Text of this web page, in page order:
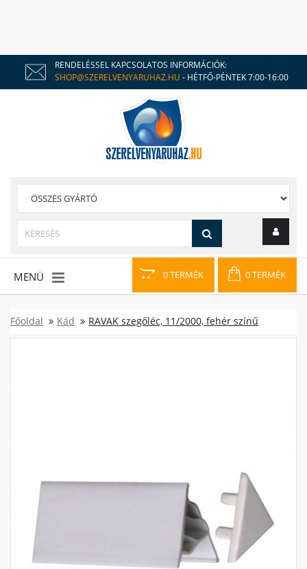
RENDELÉSSEL KAPCSOLATOS INFORMÁCIÓK:
SHOP@SZERELVENYARUHAZ.HU - HÉTFŐ-PÉNTEK 7:00-16:00
0 TERMÉK 0 TERMÉK
MENÜ
Főoldal Kád RAVAK szegőléc, 11/2000, fehér színű